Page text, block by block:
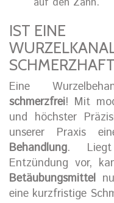
IST EINE
Eine
schmerzfrei! Mit
und höchster
unserer Praxis
Behandlung. Liegt
Entzündung vor,
Betäubungsmittel
eine kurzfristige